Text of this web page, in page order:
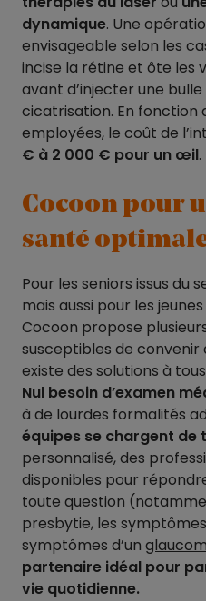
dynamique. Une
envisageable selon les
incise la rétine et ôte les
avant d’injecter une
cicatrisation. En fonction
employées, le coût de
€ à 2 000 € pour un œil.
Cocoon pour
santé
Pour les seniors issus du
mais aussi pour les
Cocoon propose
susceptibles de convenir
existe des solutions à
Nul besoin d’examen
à de lourdes formalités
équipes se chargent de
personnalisé, des
disponibles pour
toute question
presbytie, les
symptômes d’un
partenaire idéal pour
vie quotidienne.